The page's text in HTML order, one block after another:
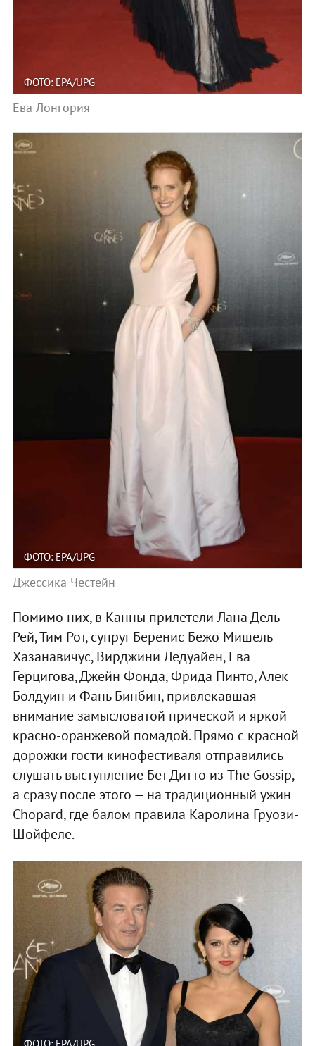
ФОТО: EPA/UPG
Ева Лонгория
ФОТО: EPA/UPG
Джессика Честейн
Помимо них, в Канны прилетели Лана Дель
Рей, Тим Рот, супруг Беренис Бежо Мишель
Хазанавичус, Вирджини Ледуайен, Ева
Герцигова, Джейн Фонда, Фрида Пинто, Алек
Болдуин и Фань Бинбин, привлекавшая
внимание замысловатой прической и яркой
красно-оранжевой помадой. Прямо с красной
дорожки гости кинофестиваля отправились
слушать выступление Бет Дитто из The Gossip,
а сразу после этого — на традиционный ужин
Chopard, где балом правила Каролина Груози-
Шойфеле.